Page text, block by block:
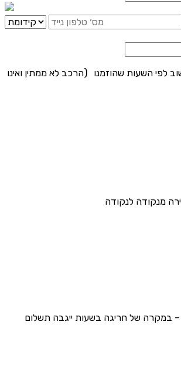
לפי השעות שהוזמנו (הרכב לא ממתין ואינו
מנקודה לנקודה
במקרה של חריגה בשעות ייגבה תשלום